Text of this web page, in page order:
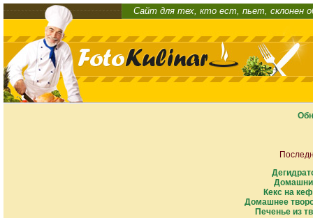
Сайт для тех, кто ест, пьет, склонен
Кекс на
Домашнее
Печенье из